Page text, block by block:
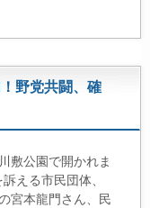
野党共闘、確
敷公園で開かれま
える市民団体、
宮本龍門さん、民